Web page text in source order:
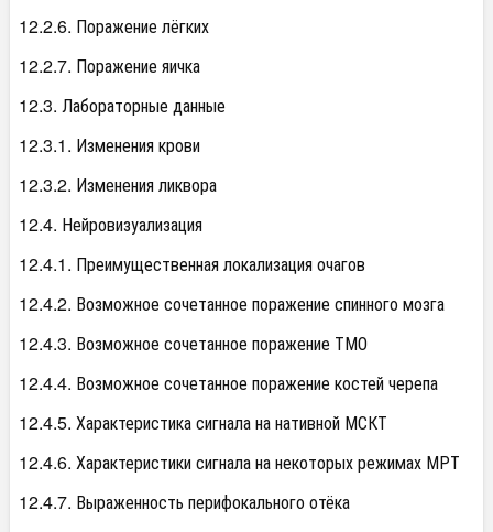
12.2.6. Поражение лёгких
12.2.7. Поражение яичка
12.3. Лабораторные данные
12.3.1. Изменения крови
12.3.2. Изменения ликвора
12.4. Нейровизуализация
12.4.1. Преимущественная локализация очагов
12.4.2. Возможное сочетанное поражение спинного мозга
12.4.3. Возможное сочетанное поражение ТМО
12.4.4. Возможное сочетанное поражение костей черепа
12.4.5. Характеристика сигнала на нативной МСКТ
12.4.6. Характеристики сигнала на некоторых режимах МРТ
12.4.7. Выраженность перифокального отёка